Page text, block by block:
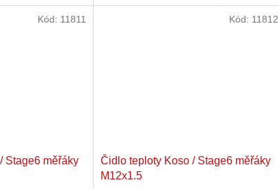
Stage6 měřáky
Kód: 11811
Čidlo teploty Koso / Stage6 měřáky
M12x1.5
Kód: 11812